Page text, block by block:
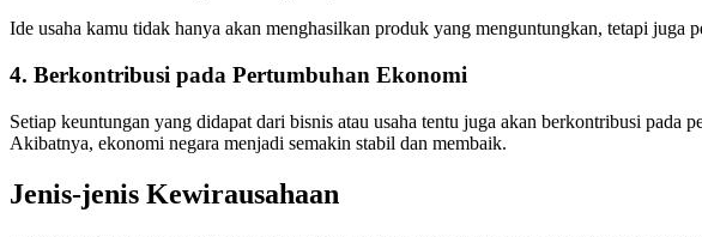
Ide usaha kamu tidak hanya akan menghasilkan produk yang menguntungkan, tetapi juga
4. Berkontribusi pada Pertumbuhan Ekonomi
Setiap keuntungan yang didapat dari bisnis atau usaha tentu juga akan berkontribusi pada
Akibatnya, ekonomi negara menjadi semakin stabil dan membaik.
Jenis-jenis Kewirausahaan